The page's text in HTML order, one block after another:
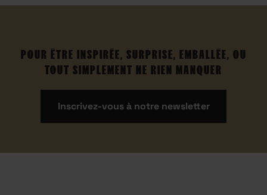
POUR ÊTRE INSPIRÉE, SURPRISE, EMBALLÉE, OU
TOUT SIMPLEMENT NE RIEN MANQUER
Inscrivez-vous à notre newsletter